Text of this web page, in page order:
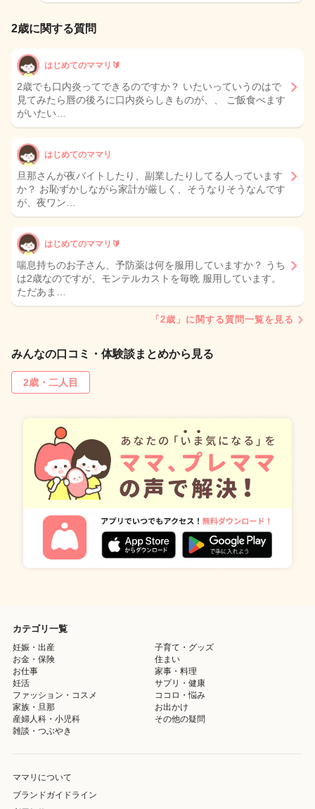
2歳に関する質問
はじめてのママリ🔰
2歳でも口内炎ってできるのですか？ いたいっていうのはで
見てみたら唇の後ろに口内炎らしきものが、、 ご飯食べます
がいたい…
はじめてのママリ
旦那さんが夜バイトしたり、副業したりしてる人っています
か？ お恥ずかしながら家計が厳しく、そうなりそうなんです
が、夜ワン…
はじめてのママリ🔰
喘息持ちのお子さん、予防薬は何を服用していますか？ うち
は2歳なのですが、モンテルカストを毎晩 服用しています。
ただあま…
「2歳」に関する質問一覧を見る
みんなの口コミ・体験談まとめから見る
2歳・二人目
カテゴリ一覧
妊娠・出産
子育て・グッズ
お金・保険
住まい
お仕事
家事・料理
妊活
サプリ・健康
ファッション・コスメ
ココロ・悩み
家族・旦那
お出かけ
産婦人科・小児科
その他の疑問
雑談・つぶやき
ママリについて
ブランドガイドライン